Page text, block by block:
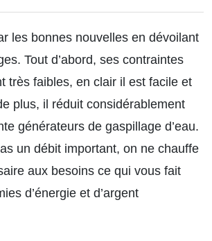
les bonnes nouvelles en dévoilant
Tout d’abord, ses contraintes
très faibles, en clair il est facile et
plus, il réduit considérablement
générateurs de gaspillage d’eau.
un débit important, on ne chauffe
aux besoins ce qui vous fait
d’énergie et d’argent